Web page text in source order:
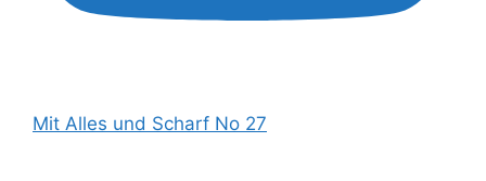
Mit Alles und Scharf No 27